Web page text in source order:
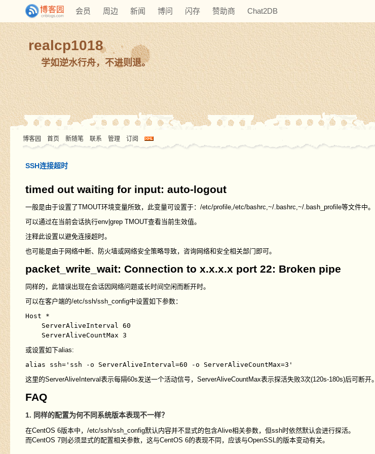
会员 周边 新闻 博问 闪存 赞助商 Chat2DB
realcp1018
学如逆水行舟，不进则退。
博客园 首页 新随笔 联系 管理 订阅
SSH连接超时
timed out waiting for input: auto-logout
一般是由于设置了TMOUT环境变量所致，此变量可设置于：/etc/profile,/etc/bashrc,~/.bashrc,~/.bash_profile等文件中。
可以通过在当前会话执行env|grep TMOUT查看当前生效值。
注释此设置以避免连接超时。
也可能是由于网络中断、防火墙或网络安全策略导致，咨询网络和安全相关部门即可。
packet_write_wait: Connection to x.x.x.x port 22: Broken pipe
同样的，此错误出现在会话因网络问题或长时间空闲而断开时。
可以在客户端的/etc/ssh/ssh_config中设置如下参数：
Host *
    ServerAliveInterval 60
或设置如下alias:
这里的ServerAliveInterval表示每隔60s发送一个活动信号，ServerAliveCountMax表示探活失败3次(120s-180s)后可断开。
FAQ
1. 同样的配置为何不同系统版本表现不一样？
在CentOS 6版本中，/etc/ssh/ssh_config默认内容并不显式的包含Alive相关参数，但ssh时依然默认会进行探活。
而CentOS 7则必须显式的配置相关参数，这与CentOS 6的表现不同，应该与OpenSSL的版本变动有关。